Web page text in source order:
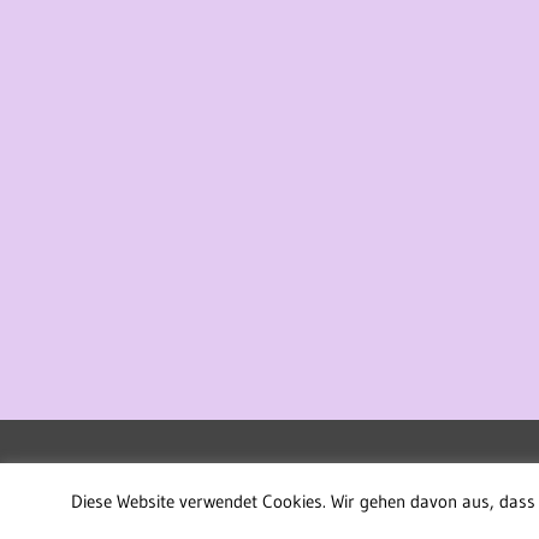
Diese Website verwendet Cookies. Wir gehen davon aus,